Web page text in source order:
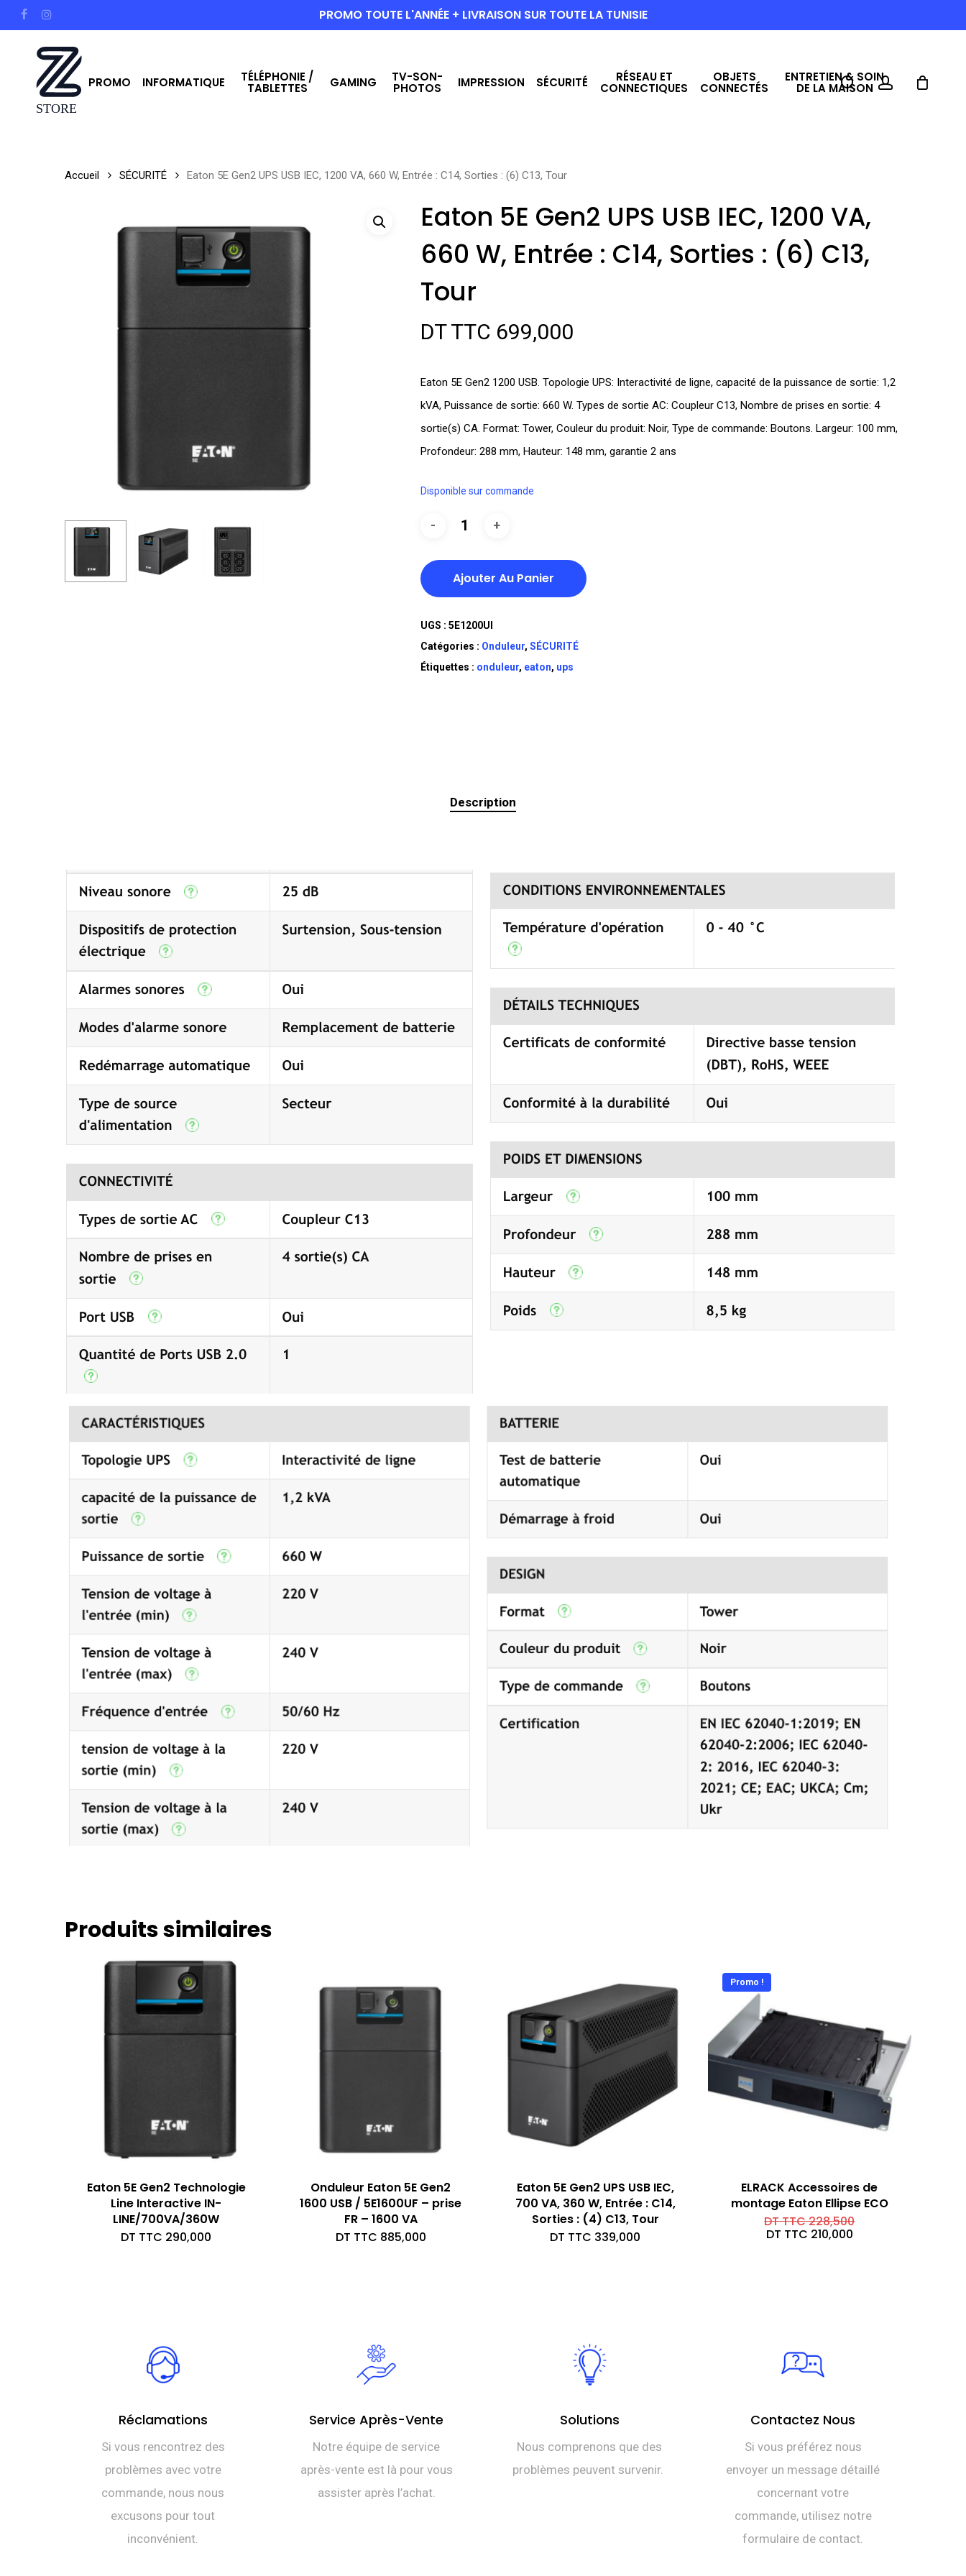
to
facebookinstagram PROMO TOUTE L'ANNÉE + LIVRAISON SUR TOUTE LA TUNISIE
PROMO INFORMATIQUE TÉLÉPHONIE /
TABLETTES GAMING TV-SON-
PHOTOS IMPRESSION SÉCURITÉ RÉSEAU ET
CONNECTIQUES
OBJETS
CONNECTÉS
ENTRETIEN & SOIN
DE LA MAISONsearchaccount
Accueil SÉCURITÉ Eaton 5E Gen2 UPS USB IEC, 1200 VA, 660 W, Entrée : C14, Sorties : (6) C13, Tour
Eaton 5E Gen2 UPS USB IEC, 1200 VA,
660 W, Entrée : C14, Sorties : (6) C13,
Tour
DT TTC 699,000
Eaton 5E Gen2 1200 USB. Topologie UPS: Interactivité de ligne, capacité de la puissance de sortie: 1,2
kVA, Puissance de sortie: 660 W. Types de sortie AC: Coupleur C13, Nombre de prises en sortie: 4
sortie(s) CA. Format: Tower, Couleur du produit: Noir, Type de commande: Boutons. Largeur: 100 mm,
Profondeur: 288 mm, Hauteur: 148 mm, garantie 2 ans
Disponible sur commande
Ajouter Au Panier
UGS : 5E1200UI
Catégories : Onduleur, SÉCURITÉ
Étiquettes : onduleur, eaton, ups
Description
Produits similaires
Eaton 5E Gen2 Technologie
Line Interactive IN-
LINE/700VA/360W
DT TTC 290,000
Onduleur Eaton 5E Gen2
1600 USB / 5E1600UF – prise
FR – 1600 VA
DT TTC 885,000
Eaton 5E Gen2 UPS USB IEC,
700 VA, 360 W, Entrée : C14,
Sorties : (4) C13, Tour
DT TTC 339,000
Promo !
ELRACK Accessoires de
montage Eaton Ellipse ECO
DT TTC228,500Le
DT TTC 210,000Le
Réclamations
Si vous rencontrez des
problèmes avec votre
commande, nous nous
excusons pour tout
inconvénient.
Service Après-Vente
Notre équipe de service
après-vente est là pour vous
assister après l’achat.
Solutions
Nous comprenons que des
problèmes peuvent survenir.
Contactez Nous
Si vous préférez nous
envoyer un message détaillé
concernant votre
commande, utilisez notre
formulaire de contact.